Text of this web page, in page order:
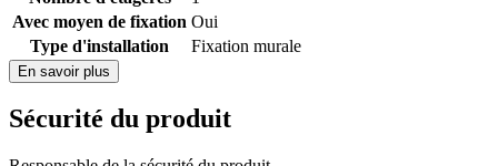
Avec moyen de fixation Oui
Type d'installation
Fixation murale
En savoir plus
Sécurité du produit